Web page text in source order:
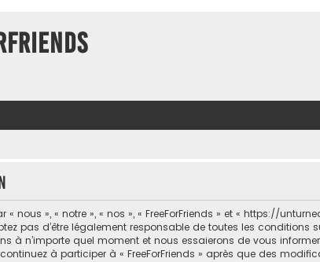
nous », « notre », « nos », « FreeForFriends » et « https://
pas d’être légalement responsable de toutes les conditions
à n’importe quel moment et nous essaierons de vous
à participer à « FreeForFriends » après que des